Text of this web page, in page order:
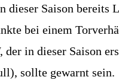
Saison
bei einem
in dieser Saison
sollte gewarnt sein.